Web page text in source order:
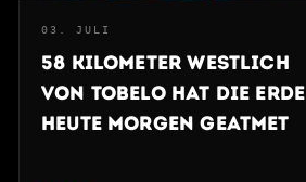
03. JULI
58 Kilometer westlich
von Tobelo hat die Erde
heute Morgen geatmet